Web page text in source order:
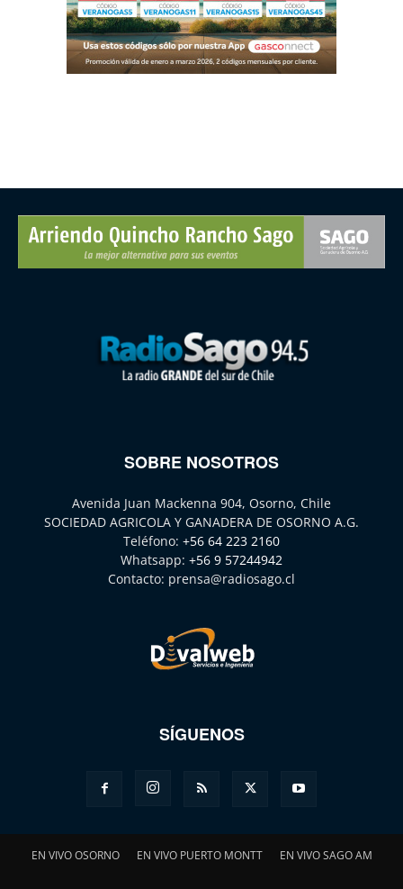
SOBRE NOSOTROS
Avenida Juan Mackenna 904, Osorno, Chile
SOCIEDAD AGRICOLA Y GANADERA DE OSORNO A.G.
Teléfono: +56 64 223 2160
Whatsapp: +56 9 57244942
Contacto: prensa@radiosago.cl
SÍGUENOS
EN VIVO OSORNO EN VIVO PUERTO MONTT EN VIVO SAGO AM